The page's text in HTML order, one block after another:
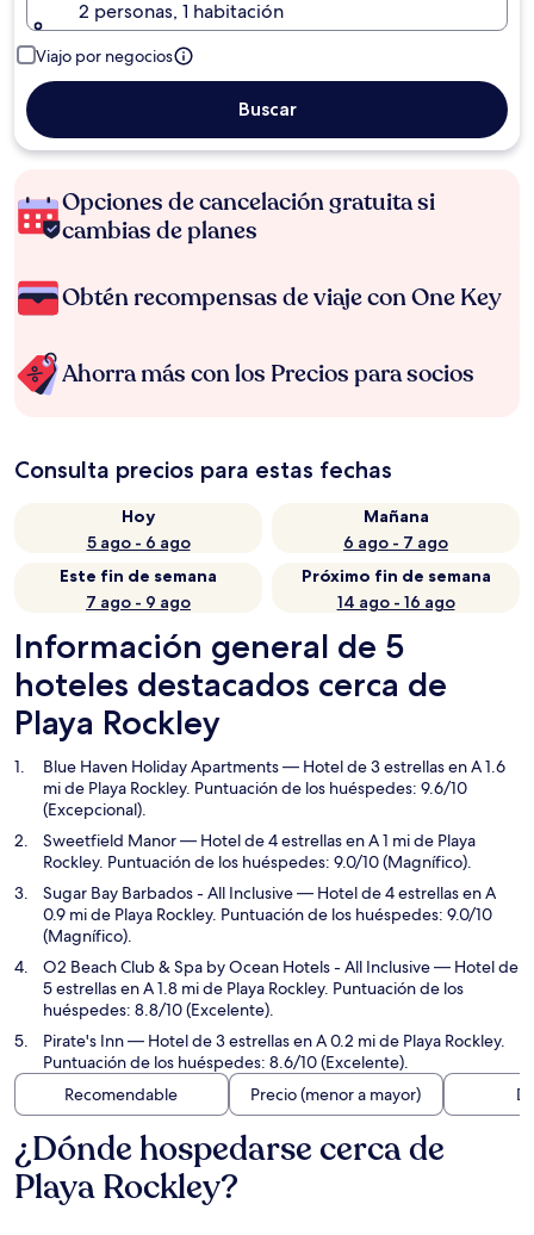
2 personas, 1 habitación
Viajo por negocios
Buscar
Opciones de cancelación gratuita si
cambias de planes
Obtén recompensas de viaje con One Key
Ahorra más con los Precios para socios
Consulta precios para estas fechas
Hoy
5 ago - 6 ago
Mañana
6 ago - 7 ago
Este fin de semana
7 ago - 9 ago
Próximo fin de semana
14 ago - 16 ago
Información general de 5
hoteles destacados cerca de
Playa Rockley
Blue Haven Holiday Apartments— Hotel de 3 estrellas en A 1.6
mi de Playa Rockley. Puntuación de los huéspedes: 9.6/10
(Excepcional).
Sweetfield Manor— Hotel de 4 estrellas en A 1 mi de Playa
Rockley. Puntuación de los huéspedes: 9.0/10 (Magnífico).
Sugar Bay Barbados - All Inclusive— Hotel de 4 estrellas en A
0.9 mi de Playa Rockley. Puntuación de los huéspedes: 9.0/10
(Magnífico).
O2 Beach Club & Spa by Ocean Hotels - All Inclusive— Hotel de
5 estrellas en A 1.8 mi de Playa Rockley. Puntuación de los
huéspedes: 8.8/10 (Excelente).
Pirate's Inn— Hotel de 3 estrellas en A 0.2 mi de Playa Rockley.
Puntuación de los huéspedes: 8.6/10 (Excelente).
Recomendable
Precio (menor a mayor)
¿Dónde hospedarse cerca de
Playa Rockley?